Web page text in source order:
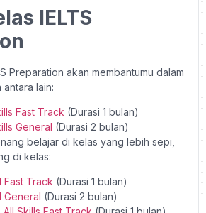
IELTS
Preparation akan membantumu dalam
lain:
Fast Track (Durasi 1 bulan)
General (Durasi 2 bulan)
belajar di kelas yang lebih sepi,
di kelas:
Fast Track (Durasi 1 bulan)
General (Durasi 2 bulan)